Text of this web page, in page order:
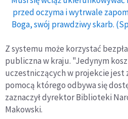
przed oczyma i wytrwale
Boga, swój prawdziwy skarb.
Z systemu może korzystać
publiczna w kraju. "Jedynym
uczestniczących w projekcie
pomocą którego odbywa się
zaznaczył dyrektor Biblioteki
Makowski.